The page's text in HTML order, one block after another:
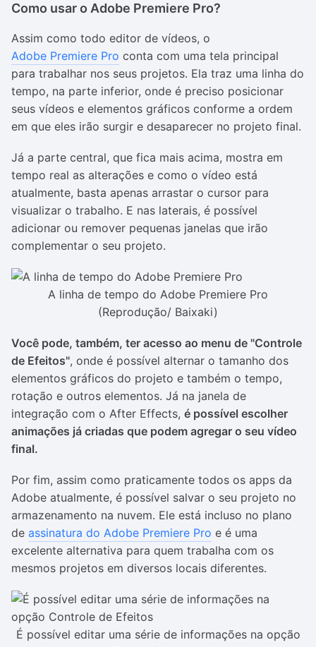
Como usar o Adobe Premiere Pro?
Assim como todo editor de vídeos, o
Adobe Premiere Pro conta com uma tela principal
para trabalhar nos seus projetos. Ela traz uma linha do
tempo, na parte inferior, onde é preciso posicionar
seus vídeos e elementos gráficos conforme a ordem
em que eles irão surgir e desaparecer no projeto final.
Já a parte central, que fica mais acima, mostra em
tempo real as alterações e como o vídeo está
atualmente, basta apenas arrastar o cursor para
visualizar o trabalho. E nas laterais, é possível
adicionar ou remover pequenas janelas que irão
complementar o seu projeto.
A linha de tempo do Adobe Premiere Pro
(Reprodução/ Baixaki)
Você pode, também, ter acesso ao menu de "Controle
de Efeitos", onde é possível alternar o tamanho dos
elementos gráficos do projeto e também o tempo,
rotação e outros elementos. Já na janela de
integração com o After Effects, é possível escolher
animações já criadas que podem agregar o seu vídeo
final.
Por fim, assim como praticamente todos os apps da
Adobe atualmente, é possível salvar o seu projeto no
armazenamento na nuvem. Ele está incluso no plano
de assinatura do Adobe Premiere Pro e é uma
excelente alternativa para quem trabalha com os
mesmos projetos em diversos locais diferentes.
É possível editar uma série de informações na opção